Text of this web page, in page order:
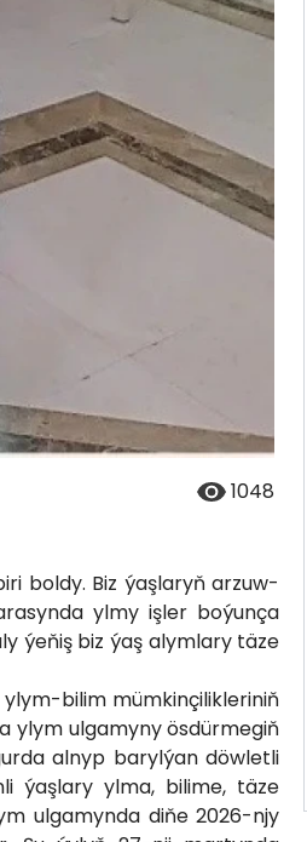
1048
boldy. Biz ýaşlaryň arzuw-
ylmy işler boýunça
ýeňiş biz ýaş alymlary täze
bilim mümkinçilikleriniň
ylym ulgamyny ösdürmegiň
alnyp barylýan döwletli
ýaşlary ylma, bilime, täze
ulgamynda diňe 2026-njy